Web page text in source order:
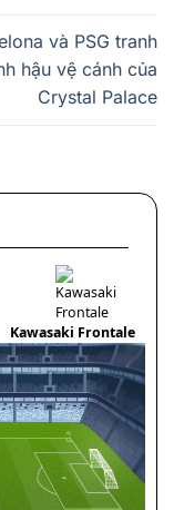
và PSG tranh
hậu vệ cánh của
Crystal Palace
Kawasaki Frontale